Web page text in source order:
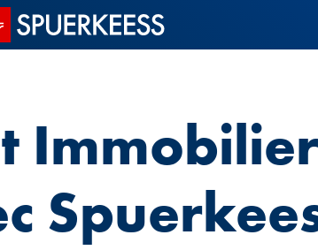
SPUERKEESS
Immobilier